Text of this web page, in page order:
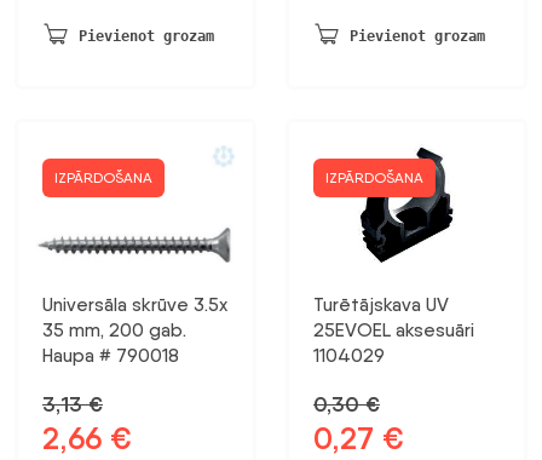
Pievienot grozam
bija:
ir:
Pievienot grozam
IZPĀRDOŠANA
Universāla skrūve 3.5x
35 mm, 200 gab.
Haupa # 790018
3,13€
Sākotnējā
2,66 €
IZPĀRDOŠANA
Turētājskava UV
25EVOEL aksesuāri
1104029
0,30€
Sākotnējā
0,27 €